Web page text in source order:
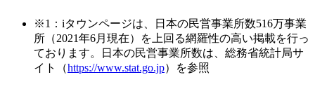
※1：iタウンページは、日本の民営事業所数516万事業
所（2021年6月現在）を上回る網羅性の高い掲載を行っ
ております。日本の民営事業所数は、総務省統計局サ
イト（https://www.stat.go.jp）を参照